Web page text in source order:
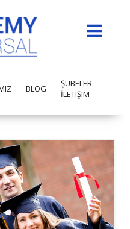
BLOG
ŞUBELER -
İLETIŞIM